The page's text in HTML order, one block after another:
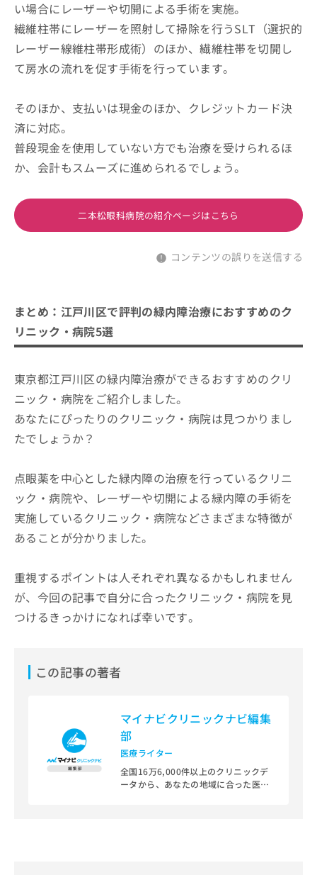
い場合にレーザーや切開による手術を実施。
繊維柱帯にレーザーを照射して掃除を行うSLT（選択的
レーザー線維柱帯形成術）のほか、繊維柱帯を切開し
て房水の流れを促す手術を行っています。
そのほか、支払いは現金のほか、クレジットカード決
済に対応。
普段現金を使用していない方でも治療を受けられるほ
か、会計もスムーズに進められるでしょう。
二本松眼科病院の紹介ページはこちら
コンテンツの誤りを送信する
まとめ：江戸川区で評判の緑内障治療におすすめのク
リニック・病院5選
東京都江戸川区の緑内障治療ができるおすすめのクリ
ニック・病院をご紹介しました。
あなたにぴったりのクリニック・病院は見つかりまし
たでしょうか？
点眼薬を中心とした緑内障の治療を行っているクリニ
ック・病院や、レーザーや切開による緑内障の手術を
実施しているクリニック・病院などさまざまな特徴が
あることが分かりました。
重視するポイントは人それぞれ異なるかもしれません
が、今回の記事で自分に合ったクリニック・病院を見
つけるきっかけになれば幸いです。
この記事の著者
マイナビクリニックナビ編集
部
医療ライター
全国16万6,000件以上のクリニックデ
ータから、あなたの地域に合った医療